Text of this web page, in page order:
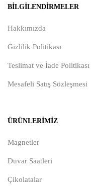
BILGILENDIRMELER
Hakkımızda
Gizlilik Politikası
Teslimat ve İade Politikası
Mesafeli Satış Sözleşmesi
ÜRÜNLERIMIZ
Magnetler
Duvar Saatleri
Çikolatalar